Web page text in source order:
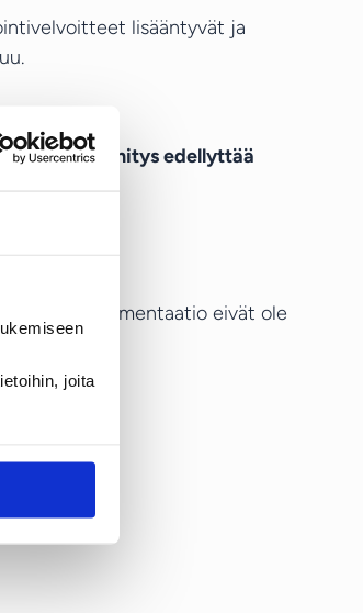
joita
lisääntyvät ja
– mitä kehitys edellyttää
ja dokumentaatio eivät ole